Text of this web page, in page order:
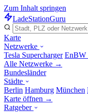
Zum Inhalt springen
LadeStationGuru
Karte
Netzwerke
Tesla Supercharger EnBW
Alle Netzwerke →
Bundesländer
Städte
Berlin Hamburg München
Karte öffnen →
Ratgeber